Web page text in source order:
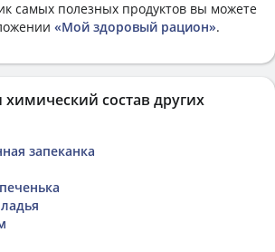
самых полезных продуктов вы можете
«Мой здоровый рацион».
состав других
запеканка